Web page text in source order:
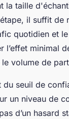
la taille
il suffit de
quotidien et
l’effet minimal
volume de
du seuil de
un niveau de
d’un hasard